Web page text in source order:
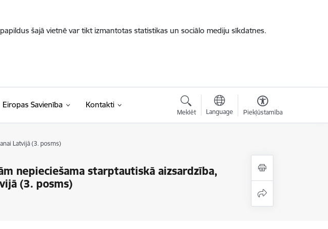
šajā vietnē var tikt izmantotas statistikas un sociālo mediju sīkdatnes.
Eiropas Savienība Kontakti
Meklēt Language Piekļūstamība
Latvijā (3. posms)
nepieciešama starptautiskā aizsardzība,
(3. posms)